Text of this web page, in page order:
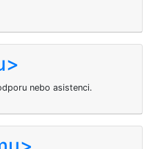
nebo asistenci.